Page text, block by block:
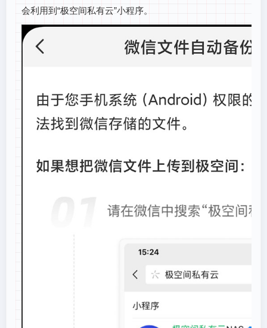
会利用到“极空间私有云”小程序。